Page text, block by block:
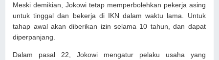
Meski demikian, Jokowi tetap memperbolehkan pekerja asing
untuk tinggal dan bekerja di IKN dalam waktu lama. Untuk
tahap awal akan diberikan izin selama 10 tahun, dan dapat
diperpanjang.
Dalam pasal 22, Jokowi mengatur pelaku usaha yang